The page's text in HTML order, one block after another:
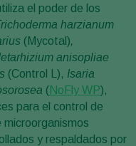
el poder de los
harzianum
(Mycotal),
anisopliae
(Control L), Isaria
(NoFly WP),
para el control de
y respaldados por